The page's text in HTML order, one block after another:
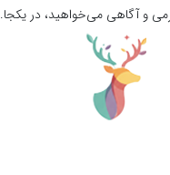
و آگاهی می‌خواهید، در یکجا.